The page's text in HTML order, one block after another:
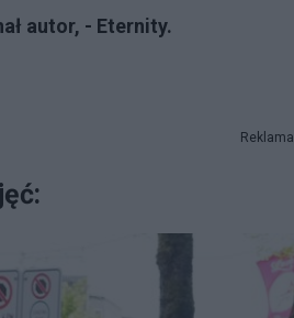
autor, - Eternity.
Reklama